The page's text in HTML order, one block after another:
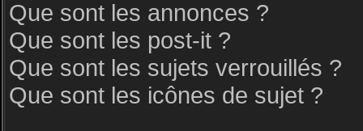
Que sont les annonces ?
Que sont les post-it ?
Que sont les sujets verrouillés ?
Que sont les icônes de sujet ?